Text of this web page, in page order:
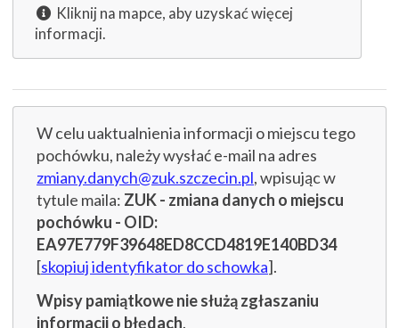
Kliknij na mapce, aby uzyskać więcej
informacji.
W celu uaktualnienia informacji o miejscu tego
pochówku, należy wysłać e-mail na adres
zmiany.danych@zuk.szczecin.pl, wpisując w
tytule maila: ZUK - zmiana danych o miejscu
pochówku - OID:
EA97E779F39648ED8CCD4819E140BD34
[skopiuj identyfikator do schowka].
Wpisy pamiątkowe nie służą zgłaszaniu
informacji o błędach.